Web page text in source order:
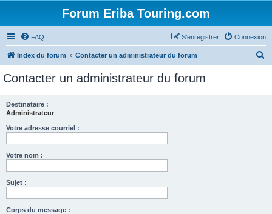
Forum Eriba Touring.com
FAQ Connexion
S’enregistrer
Index du forum Contacter un administrateur du forum
Contacter un administrateur du forum
Destinataire :
Administrateur
Votre adresse courriel :
Votre nom :
Sujet :
Corps du message :